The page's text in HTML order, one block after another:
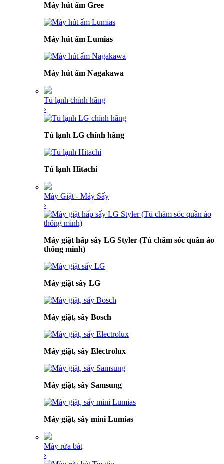
Máy hút ẩm Gree
Máy hút ẩm Lumias
Máy hút ẩm Nagakawa
Tủ lạnh chính hãng
›
Tủ lạnh LG chính hãng
Tủ lạnh Hitachi
Máy Giặt - Máy Sấy
›
Máy giặt hấp sấy LG Styler (Tủ chăm sóc quần áo
thông minh)
Máy giặt sấy LG
Máy giặt, sấy Bosch
Máy giặt, sấy Electrolux
Máy giặt, sấy Samsung
Máy giặt, sấy mini Lumias
Máy rửa bát
›